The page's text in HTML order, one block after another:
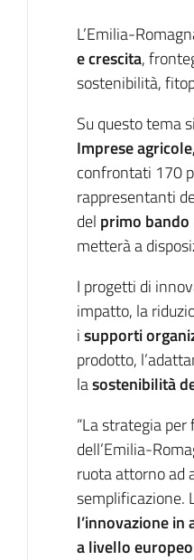
L’Emilia-
e crescita,
sostenibilità,
Su questo tema
Imprese
confrontati 170
rappresentanti
del primo bando
metterà a
I progetti di
impatto, la
isupporti
prodotto,
lasostenibilità
“La strategia
dell’Emilia-
ruota attorno ad
semplificazione.
l’innovazione in
a livello